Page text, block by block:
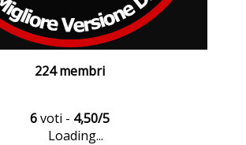
224 membri
6voti - 4,50/5
Loading...